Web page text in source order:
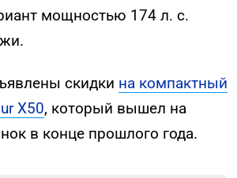
мощностью 174 л. с.
скидки на компактный
X50, который вышел на
в конце прошлого года.